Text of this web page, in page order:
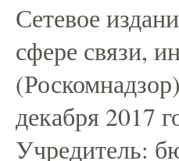
Сетевое
сфере связи,
декабря 2017
Учредитель: